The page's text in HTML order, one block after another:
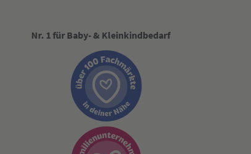
Nr. 1 für Baby- & Kleinkindbedarf